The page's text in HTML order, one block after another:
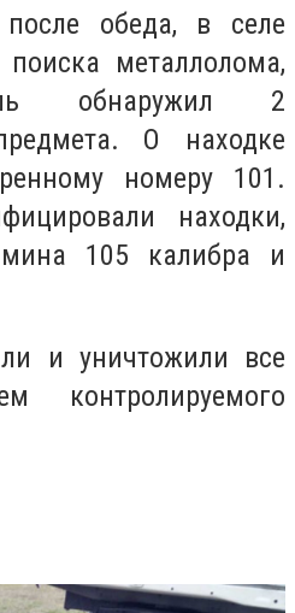
обеда, в селе
металлолома,
обнаружил 2
О находке
номеру 101.
находки,
105 калибра и
и уничтожили все
контролируемого